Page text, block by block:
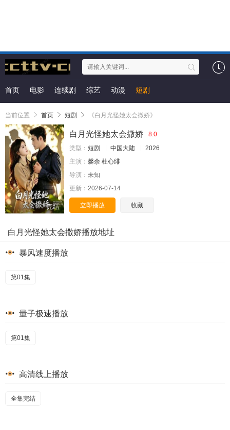
首页 电影 连续剧 综艺 动漫 短剧
当前位置 首页 短剧 《白月光怪她太会撒娇》
完结
白月光怪她太会撒娇
8.0
类型： 短剧 中国大陆
2026
主演： 馨余 杜心绯
导演： 未知
更新： 2026-07-14
立即播放 收藏
白月光怪她太会撒娇播放地址
暴风速度播放
第01集
量子极速播放
第01集
高清线上播放
全集完结